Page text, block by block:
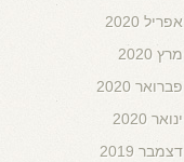
אפריל 2020
מרץ 2020
פברואר 2020
ינואר 2020
דצמבר 2019